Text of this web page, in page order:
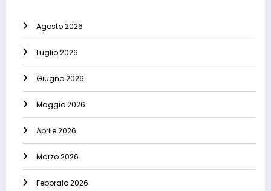
Agosto 2026
Luglio 2026
Giugno 2026
Maggio 2026
Aprile 2026
Marzo 2026
Febbraio 2026